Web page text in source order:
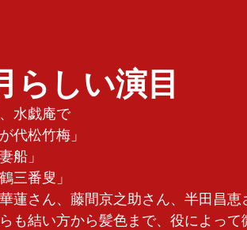
らしい演目
水戯庵で
代松竹梅」
船」
三番叟」
蓮さん、藤間京之助さん、半田昌恵
も結い方から髪色まで、役によって